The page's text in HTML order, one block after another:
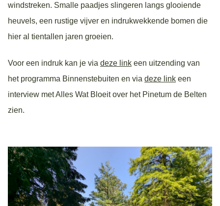
windstreken. Smalle paadjes slingeren langs glooiende
heuvels, een rustige vijver en indrukwekkende bomen die
hier al tientallen jaren groeien.
Voor een indruk kan je via deze link een uitzending van
het programma Binnenstebuiten en via deze link een
interview met Alles Wat Bloeit over het Pinetum de Belten
zien.